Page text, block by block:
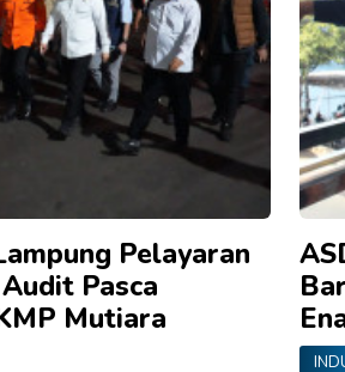
Pelayaran
Pasca
Mutiara